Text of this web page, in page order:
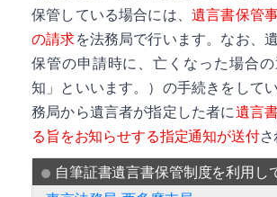
保管している場合には、 遺言書保管
の請求を法務局で行います。なお、
保管の申請時に、亡くなった場合
知」といいます。）の手続きをして
務局から遺言者が指定した者に遺言
る旨をお知らせする指定通知が送付さ
自筆証書遺言書保管制度を利用し